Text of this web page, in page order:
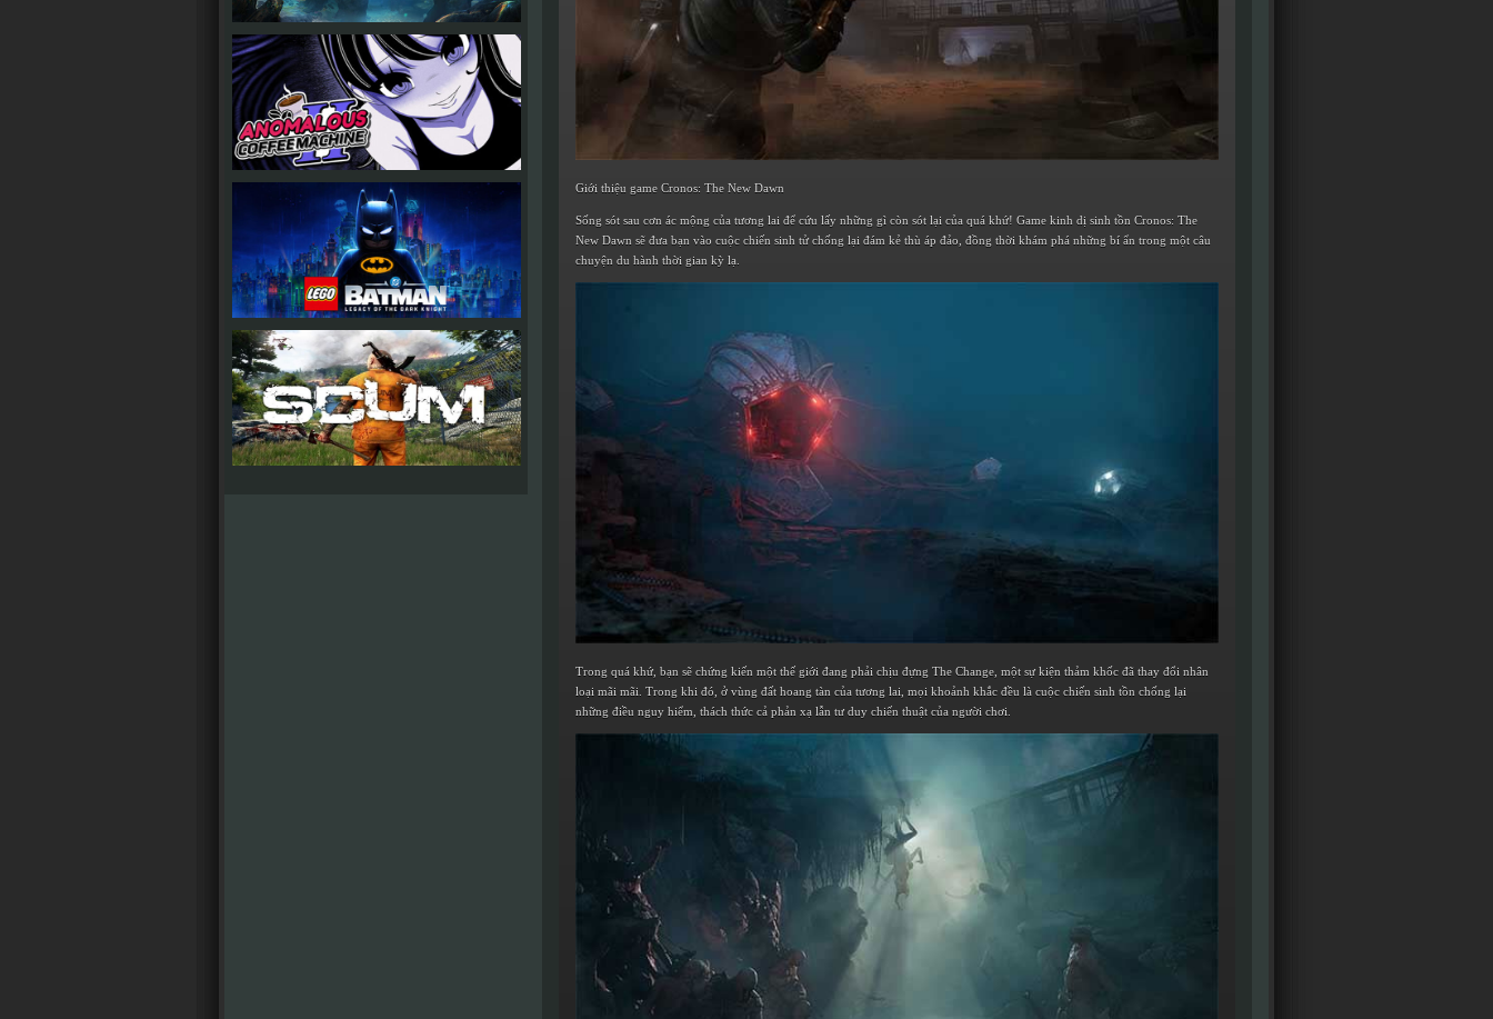
Giới thiệu game Cronos: The New Dawn
Sống sót sau cơn ác mộng của tương lai để cứu lấy những gì còn sót lại của quá khứ! Game kinh dị sinh tồn Cronos: The
New Dawn sẽ đưa bạn vào cuộc chiến sinh tử chống lại đám kẻ thù áp đảo, đồng thời khám phá những bí ẩn trong một câu
chuyện du hành thời gian kỳ lạ.
Trong quá khứ, bạn sẽ chứng kiến một thế giới đang phải chịu đựng The Change, một sự kiện thảm khốc đã thay đổi nhân
loại mãi mãi. Trong khi đó, ở vùng đất hoang tàn của tương lai, mọi khoảnh khắc đều là cuộc chiến sinh tồn chống lại
những điều nguy hiểm, thách thức cả phản xạ lẫn tư duy chiến thuật của người chơi.